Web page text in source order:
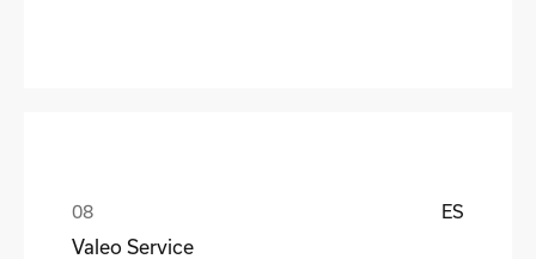
ES
Valeo Service